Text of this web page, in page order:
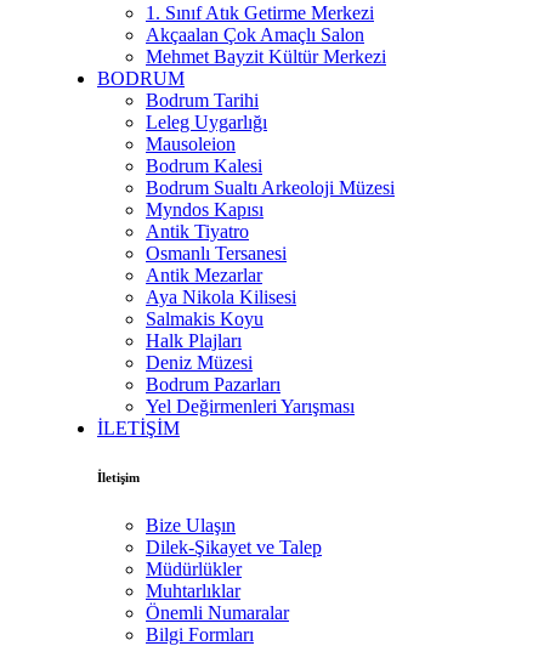
1. Sınıf Atık Getirme Merkezi
Akçaalan Çok Amaçlı Salon
Mehmet Bayzit Kültür Merkezi
BODRUM
Bodrum Tarihi
Leleg Uygarlığı
Mausoleion
Bodrum Kalesi
Bodrum Sualtı Arkeoloji Müzesi
Myndos Kapısı
Antik Tiyatro
Osmanlı Tersanesi
Antik Mezarlar
Aya Nikola Kilisesi
Salmakis Koyu
Halk Plajları
Deniz Müzesi
Bodrum Pazarları
Yel Değirmenleri Yarışması
İLETİŞİM
İletişim
Bize Ulaşın
Dilek-Şikayet ve Talep
Müdürlükler
Muhtarlıklar
Önemli Numaralar
Bilgi Formları